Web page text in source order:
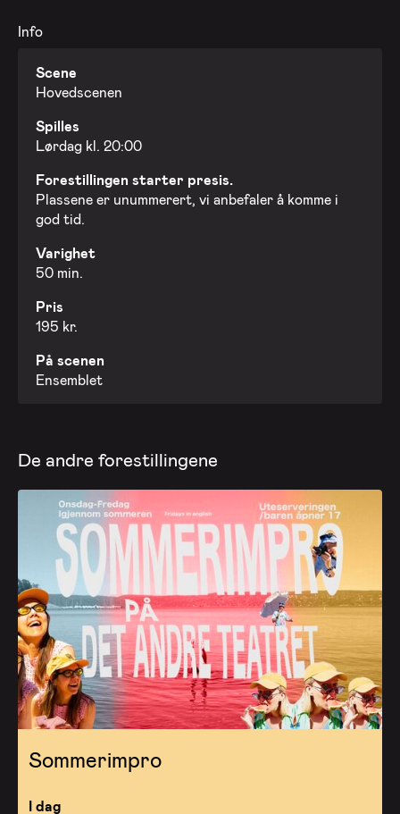
Info
Scene
Hovedscenen
Spilles
Lørdag kl. 20:00
Forestillingen starter presis.
Plassene er unummerert, vi anbefaler å komme i
god tid.
Varighet
50 min.
Pris
195 kr.
På scenen
Ensemblet
De andre forestillingene
Sommerimpro
I dag